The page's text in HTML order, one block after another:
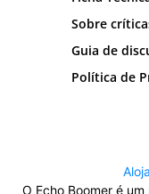
Sobre
Guia de
Política de
O Echo Boomer é